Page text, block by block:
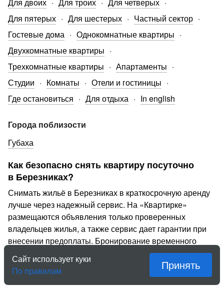
Для двоих
Для троих
Для четверых
Для пятерых
Для шестерых
Частный сектор
Гостевые дома
Однокомнатные квартиры
Двухкомнатные квартиры
Трехкомнатные квартиры
Апартаменты
Студии
Комнаты
Отели и гостиницы
Где остановиться
Для отдыха In english
Города поблизости
Губаха
Как безопасно снять квартиру посуточно
в Березниках?
Снимать жильё в Березниках в краткосрочную аренду
лучше через надежный сервис. На «Квартирке»
размещаются объявления только проверенных
владельцев жилья, а также сервис дает гарантии при
внесении предоплаты. Бронирование временного
жилья для иногородних гостей, туристов, отдыхающих
и путешественников на «Квартирке» — это надежно,
выгодно и безопасно.
Сайт использует куки
По правилам
Принять